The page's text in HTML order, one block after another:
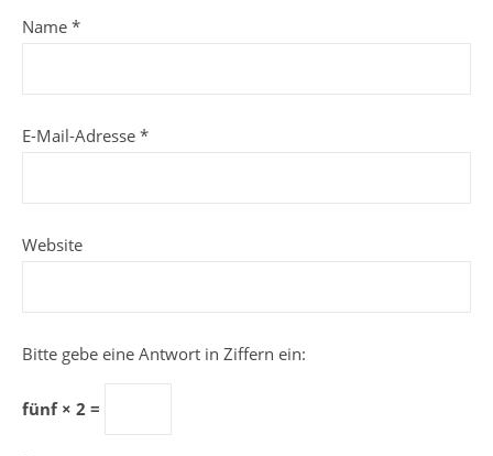
Name *
E-Mail-Adresse *
Website
Bitte gebe eine Antwort in Ziffern ein:
fünf × 2 =